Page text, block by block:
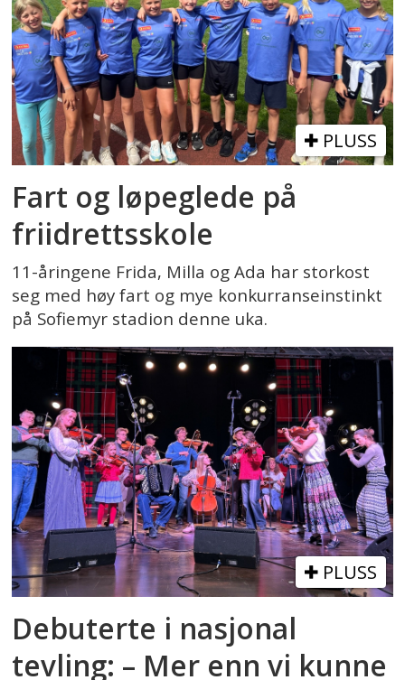
PLUSS
Fart og løpeglede på
friidrettsskole
11-åringene Frida, Milla og Ada har storkost
seg med høy fart og mye konkurranseinstinkt
på Sofiemyr stadion denne uka.
PLUSS
Debuterte i nasjonal
tevling: – Mer enn vi kunne